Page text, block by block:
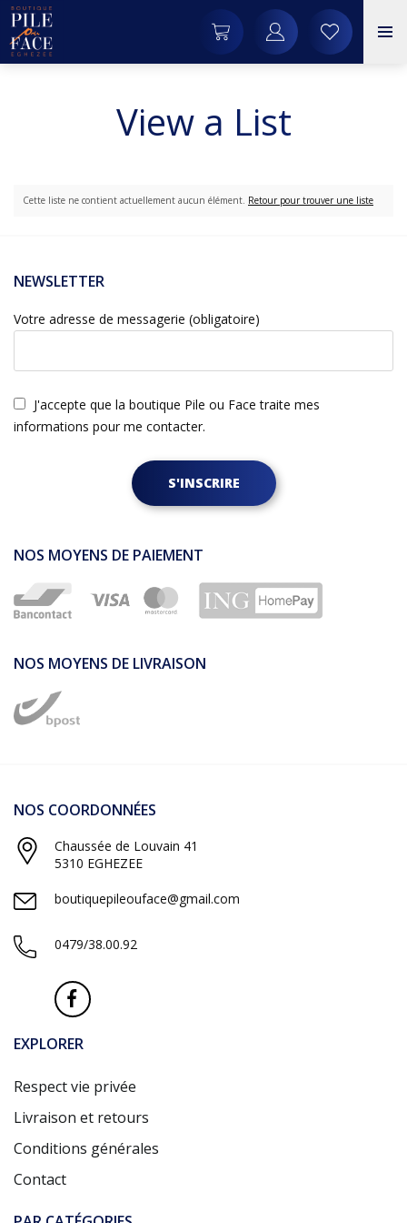
View a List
Cette liste ne contient actuellement aucun élément. Retour pour trouver une liste
NEWSLETTER
Votre adresse de messagerie (obligatoire)
J'accepte que la boutique Pile ou Face traite mes
informations pour me contacter.
S'INSCRIRE
NOS MOYENS DE PAIEMENT
NOS MOYENS DE LIVRAISON
NOS COORDONNÉES
Chaussée de Louvain 41
5310 EGHEZEE
boutiquepileouface@gmail.com
0479/38.00.92
EXPLORER
Respect vie privée
Livraison et retours
Conditions générales
Contact